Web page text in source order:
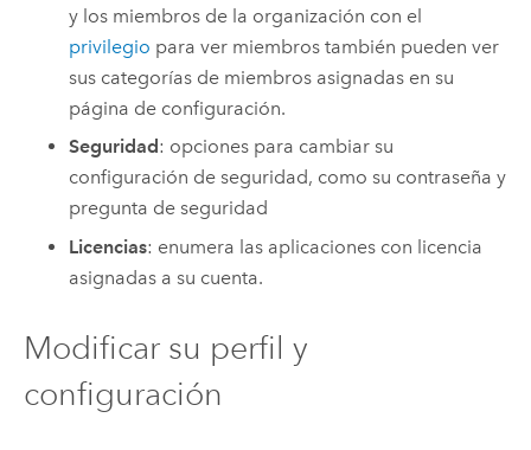
y los miembros de la organización con el
privilegio para ver miembros también pueden ver
sus categorías de miembros asignadas en su
página de configuración.
Seguridad: opciones para cambiar su
configuración de seguridad, como su contraseña y
pregunta de seguridad
Licencias: enumera las aplicaciones con licencia
asignadas a su cuenta.
Modificar su perfil y
configuración